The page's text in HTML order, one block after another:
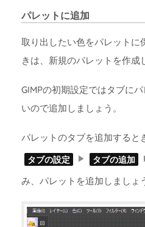
パレットに追加
取り出したい色をパレットに
きは、新規のパレットを作成
GIMPの初期設定ではタブに
いので追加しましょう。
パレットのタブを追加すると
タブの設定 タブの追加
み、パレットを追加しましょ